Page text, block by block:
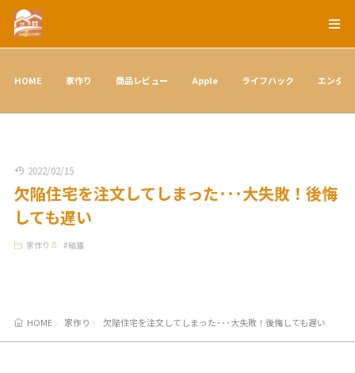
HOME 家作り 商品レビュー Apple ライフハック エンタ
2022/02/15
欠陥住宅を注文してしまった･･･大失敗！後悔
しても遅い
家作り #結露
HOME 家作り 欠陥住宅を注文してしまった･･･大失敗！後悔しても遅い